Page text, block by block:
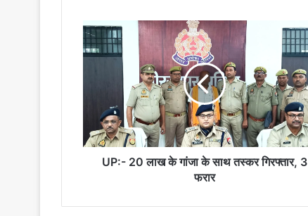
UP:-
20
लाख
तस्कर
गिरफ्तार,
UP:- 20 लाख के गांजा के साथ तस्कर गिरफ्तार, 3
फरार